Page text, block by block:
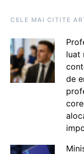
CELE MAI CITITE
luat
de